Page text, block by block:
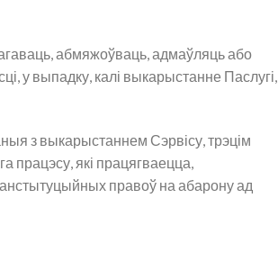
абмяжоўваць, адмаўляць або
у выпадку, калі выкарыстанне Паслугі,
з выкарыстаннем Сэрвісу, трэцім
працэсу, які працягваецца,
правоў на абарону ад